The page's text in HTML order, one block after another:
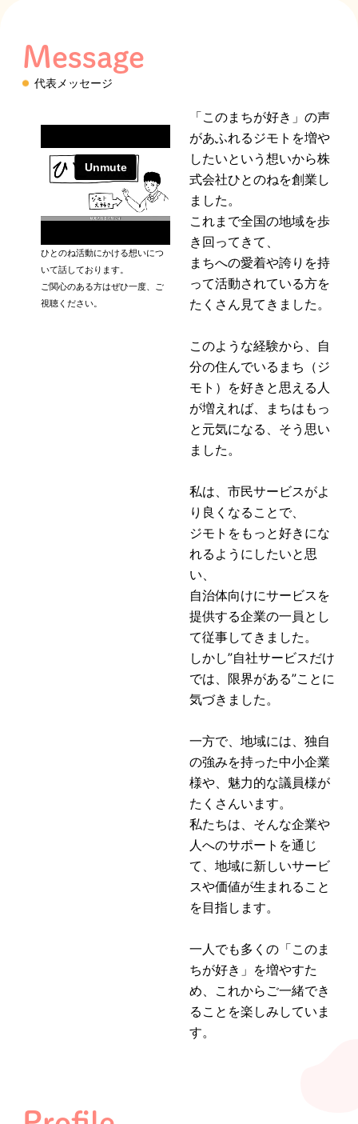
Message
代表メッセージ
ひとのね活動にかける想いにつ
いて話しております。
ご関心のある方はぜひ一度、ご
視聴ください。
「このまちが好き」の声
があふれるジモトを増や
したいという想いから株
式会社ひとのねを創業し
ました。
これまで全国の地域を歩
き回ってきて、
まちへの愛着や誇りを持
って活動されている方を
たくさん見てきました。
このような経験から、自
分の住んでいるまち（ジ
モト）を好きと思える人
が増えれば、まちはもっ
と元気になる、そう思い
ました。
私は、市民サービスがよ
り良くなることで、
ジモトをもっと好きにな
れるようにしたいと思
い、
自治体向けにサービスを
提供する企業の一員とし
て従事してきました。
しかし”自社サービスだけ
では、限界がある”ことに
気づきました。
一方で、地域には、独自
の強みを持った中小企業
様や、魅力的な議員様が
たくさんいます。
私たちは、そんな企業や
人へのサポートを通じ
て、地域に新しいサービ
スや価値が生まれること
を目指します。
一人でも多くの「このま
ちが好き」を増やすた
め、これからご一緒でき
ることを楽しみしていま
す。